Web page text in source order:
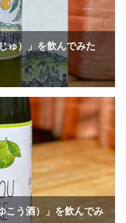
ゅ）」を飲んでみた
こう酒）」を飲んでみ